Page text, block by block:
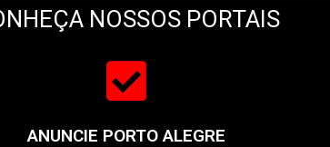
NOSSOS PORTAIS
ANUNCIE PORTO ALEGRE